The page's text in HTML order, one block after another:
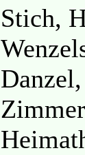
Stich,